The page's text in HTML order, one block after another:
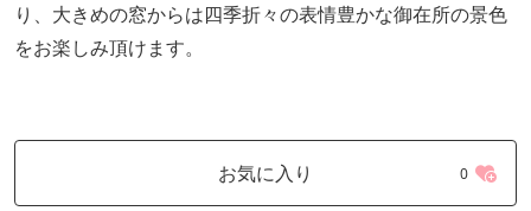
り、大きめの窓からは四季折々の表情豊かな御在所の景色
をお楽しみ頂けます。
お気に入り 0